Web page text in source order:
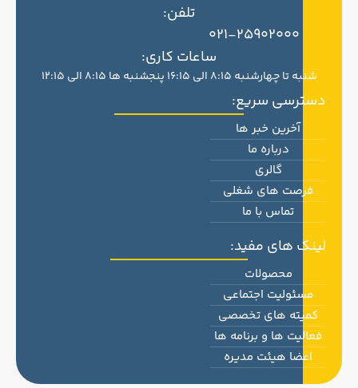
تلفن:
021-25902000
ساعات کاری:
شنبه تا چهارشنبه 8:15 الی 16:15 پنجشنبه ها 8:15 الی 12:15
دسترسی سریع:
آخرین خبر ها
درباره ما
گالری
فرصت های شغلی
تماس با ما
لینک های مفید:
محصولات
مسئولیت اجتماعی
کمیته های تخصصی
فعالیت ها و برنامه ها
اعضا هیئت مدیره